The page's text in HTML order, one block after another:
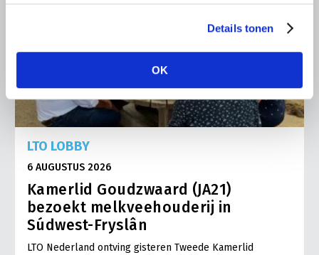
Details tonen
OK
LTO LOBBY
6 AUGUSTUS 2026
Kamerlid Goudzwaard (JA21)
bezoekt melkveehouderij in
Súdwest-Fryslân
LTO Nederland ontving gisteren Tweede Kamerlid